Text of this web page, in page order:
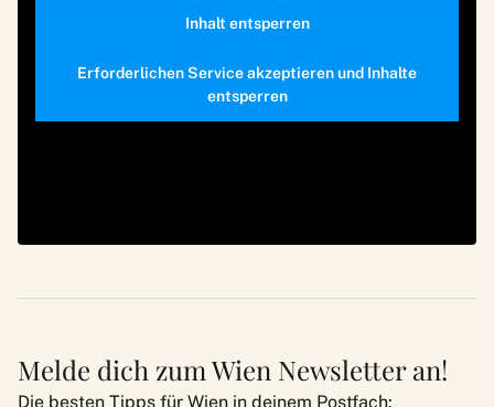
Inhalt entsperren
Erforderlichen Service akzeptieren und Inhalte
entsperren
Melde dich zum Wien Newsletter an!
Die besten Tipps für Wien in deinem Postfach: